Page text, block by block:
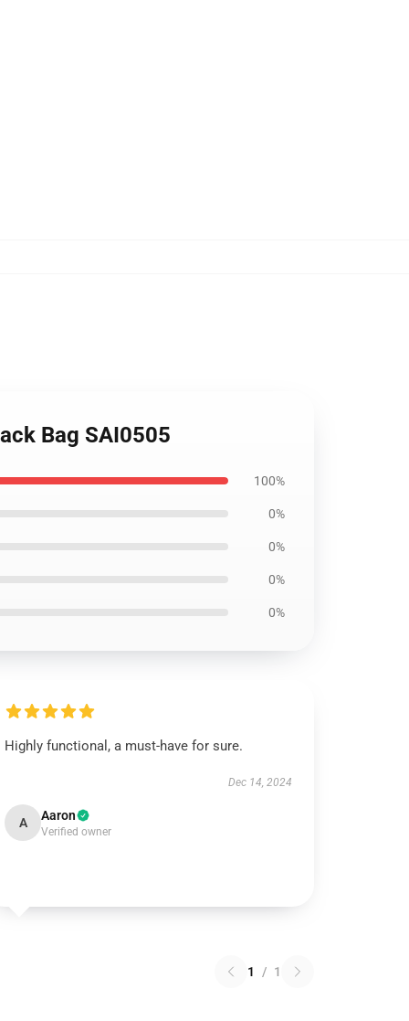
Bag SAI0505
100%
0%
0%
0%
0%
Highly functional, a must-have for sure.
Dec 14, 2024
A Aaron
Verified owner
1 / 1